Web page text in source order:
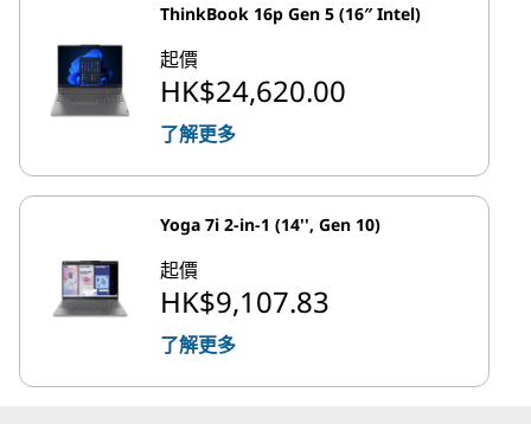
ThinkBook 16p Gen 5 (16″ Intel)
起價
HK$24,620.00
了解更多
Yoga 7i 2-in-1 (14'', Gen 10)
起價
HK$9,107.83
了解更多